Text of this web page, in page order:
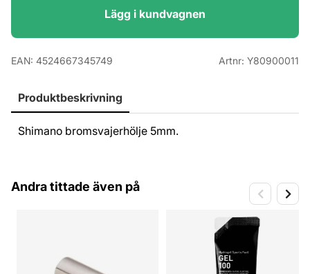
Lägg i kundvagnen
EAN: 4524667345749 Artnr: Y80900011
Produktbeskrivning
Shimano bromsvajerhölje 5mm.
Andra tittade även på